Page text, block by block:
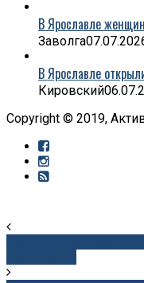
В Ярославле
Заволга
В Ярославле
Кировский
Copyright © 2019,